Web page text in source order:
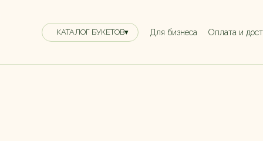
КАТАЛОГ БУКЕТОВ▾ Для бизнеса Оплата и